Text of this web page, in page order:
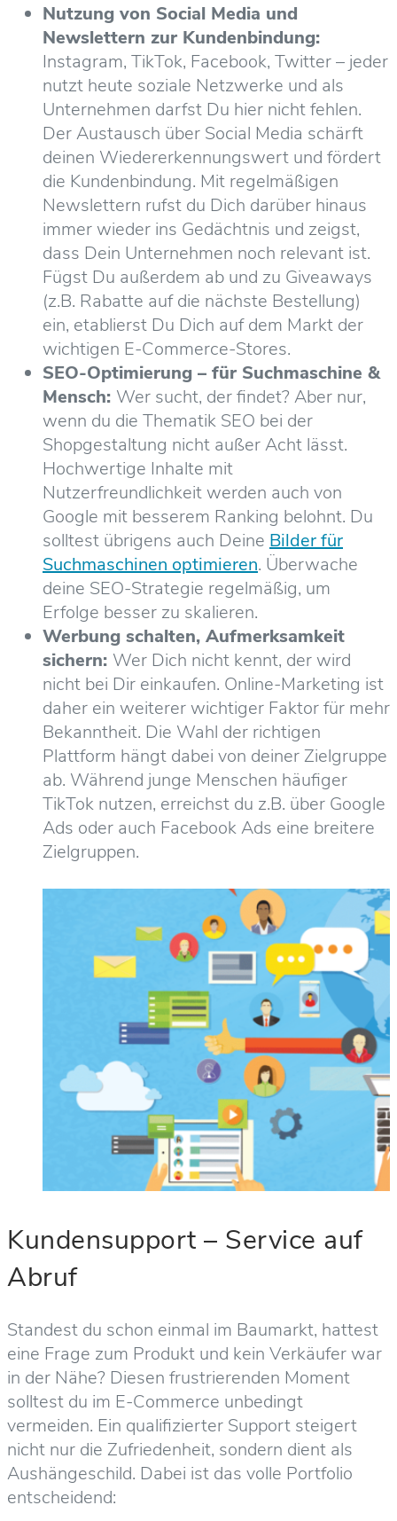
Nutzung von Social Media und
Newslettern zur Kundenbindung:
Instagram, TikTok, Facebook, Twitter – jeder
nutzt heute soziale Netzwerke und als
Unternehmen darfst Du hier nicht fehlen.
Der Austausch über Social Media schärft
deinen Wiedererkennungswert und fördert
die Kundenbindung. Mit regelmäßigen
Newslettern rufst du Dich darüber hinaus
immer wieder ins Gedächtnis und zeigst,
dass Dein Unternehmen noch relevant ist.
Fügst Du außerdem ab und zu Giveaways
(z.B. Rabatte auf die nächste Bestellung)
ein, etablierst Du Dich auf dem Markt der
wichtigen E-Commerce-Stores.
SEO-Optimierung – für Suchmaschine &
Mensch: Wer sucht, der findet? Aber nur,
wenn du die Thematik SEO bei der
Shopgestaltung nicht außer Acht lässt.
Hochwertige Inhalte mit
Nutzerfreundlichkeit werden auch von
Google mit besserem Ranking belohnt. Du
solltest übrigens auch Deine Bilder für
Suchmaschinen optimieren. Überwache
deine SEO-Strategie regelmäßig, um
Erfolge besser zu skalieren.
Werbung schalten, Aufmerksamkeit
sichern: Wer Dich nicht kennt, der wird
nicht bei Dir einkaufen. Online-Marketing ist
daher ein weiterer wichtiger Faktor für mehr
Bekanntheit. Die Wahl der richtigen
Plattform hängt dabei von deiner Zielgruppe
ab. Während junge Menschen häufiger
TikTok nutzen, erreichst du z.B. über Google
Ads oder auch Facebook Ads eine breitere
Zielgruppen.
Kundensupport – Service auf
Abruf
Standest du schon einmal im Baumarkt, hattest
eine Frage zum Produkt und kein Verkäufer war
in der Nähe? Diesen frustrierenden Moment
solltest du im E-Commerce unbedingt
vermeiden. Ein qualifizierter Support steigert
nicht nur die Zufriedenheit, sondern dient als
Aushängeschild. Dabei ist das volle Portfolio
entscheidend: